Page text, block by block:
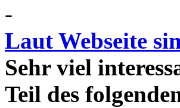
-
Laut Webseite
Sehr viel
Teil des